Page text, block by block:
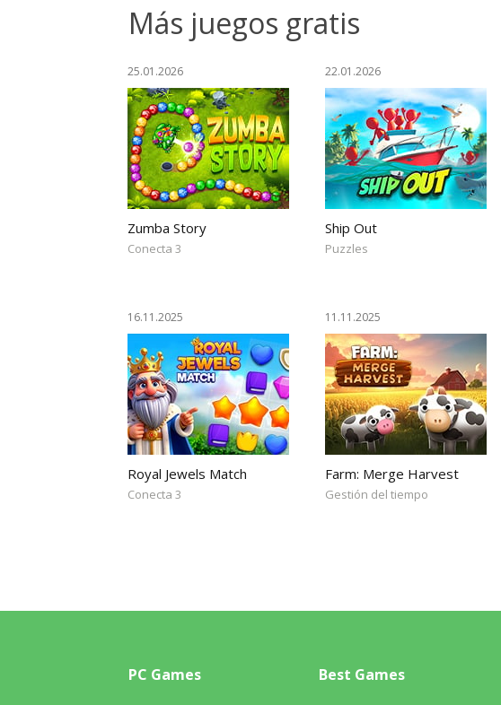
Más juegos gratis
25.01.2026
Zumba Story
Conecta 3
22.01.2026
Ship Out
Puzzles
16.11.2025
Royal Jewels Match
Conecta 3
11.11.2025
Farm: Merge Harvest
Gestión del tiempo
PC Games Best Games